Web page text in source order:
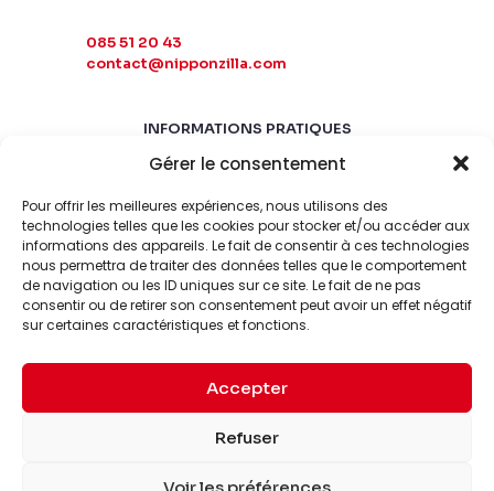
Gérer le consentement
Pour offrir les meilleures expériences, nous utilisons des
technologies telles que les cookies pour stocker et/ou accéder aux
informations des appareils. Le fait de consentir à ces technologies
nous permettra de traiter des données telles que le comportement
de navigation ou les ID uniques sur ce site. Le fait de ne pas
consentir ou de retirer son consentement peut avoir un effet négatif
sur certaines caractéristiques et fonctions.
Accepter
Refuser
Voir les préférences
085 51 20 43
contact@nipponzilla.com
INFORMATIONS PRATIQUES
MARDI-SAMEDI
LUNDI-DIMANCHE
FERMÉ
© 2026 Nipponzilla. Tous
Mentions